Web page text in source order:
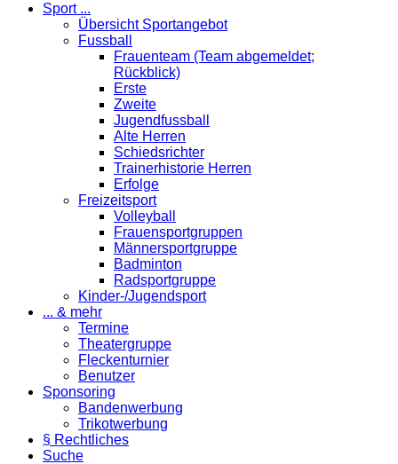
Sport ...
Übersicht Sportangebot
Fussball
Frauenteam (Team abgemeldet;
Rückblick)
Erste
Zweite
Jugendfussball
Alte Herren
Schiedsrichter
Trainerhistorie Herren
Erfolge
Freizeitsport
Volleyball
Frauensportgruppen
Männersportgruppe
Badminton
Radsportgruppe
Kinder-/Jugendsport
... & mehr
Termine
Theatergruppe
Fleckenturnier
Benutzer
Sponsoring
Bandenwerbung
Trikotwerbung
§ Rechtliches
Suche